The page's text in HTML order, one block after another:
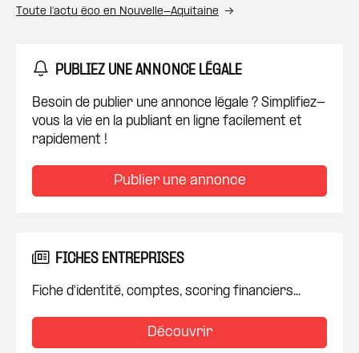
Toute l’actu éco en Nouvelle-Aquitaine
PUBLIEZ UNE ANNONCE LÉGALE
Besoin de publier une annonce légale ? Simplifiez-
vous la vie en la publiant en ligne facilement et
rapidement !
Publier une annonce
FICHES ENTREPRISES
Fiche d'identité, comptes, scoring financiers...
Découvrir